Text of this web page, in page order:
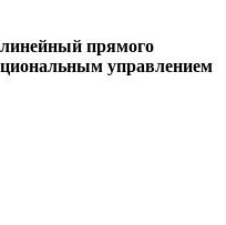
линейный прямого
управлением